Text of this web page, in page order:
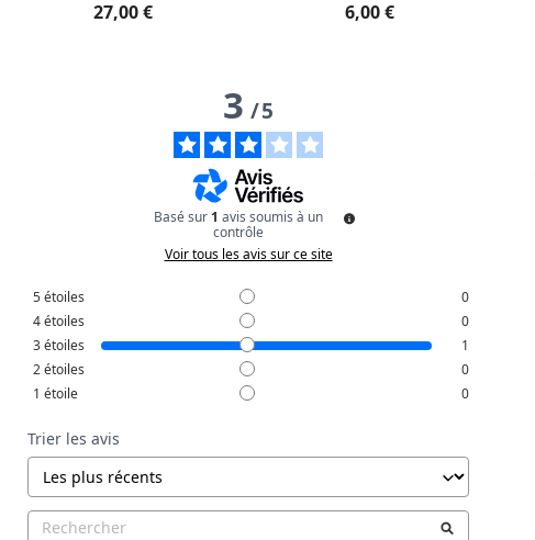
27,00 € 6,00 €
3/5
Basé sur 1 avis soumis à un
contrôle
Voir tous les avis sur ce site
5étoiles
0
4étoiles
0
3étoiles
1
2étoiles
0
1 étoile 0
Trier les avis